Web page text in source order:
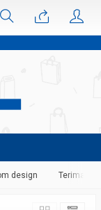
design Terima